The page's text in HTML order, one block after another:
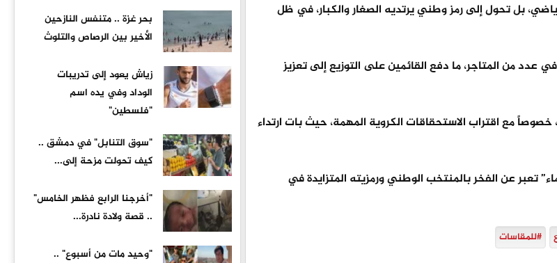
بل تحول إلى رمز وطني يرتديه الصغار والكبار، في ظل
من المتاجر، ما دفع القائمين على التوزيع إلى تعزيز
مع اقتراب الاستحقاقات الكروية المهمة، حيث بات ارتداء
تعبر عن الفخر بالمنتخب الوطني ورمزيته المتزايدة في
#للمقاسات
بحر غزة .. متنفس النازحين
الأخير بين الرصاص والتلوث
زياش يعود إلى تدريبات
الوداد وفي يده اسم
"فلسطين"
"سوق التنابل" في دمشق ..
كيف تحولت مزحة إلى...
"أخرجنا الرابع فظهر الخامس"
.. قصة ولادة نادرة...
"وحيد مات من أسبوع" ..